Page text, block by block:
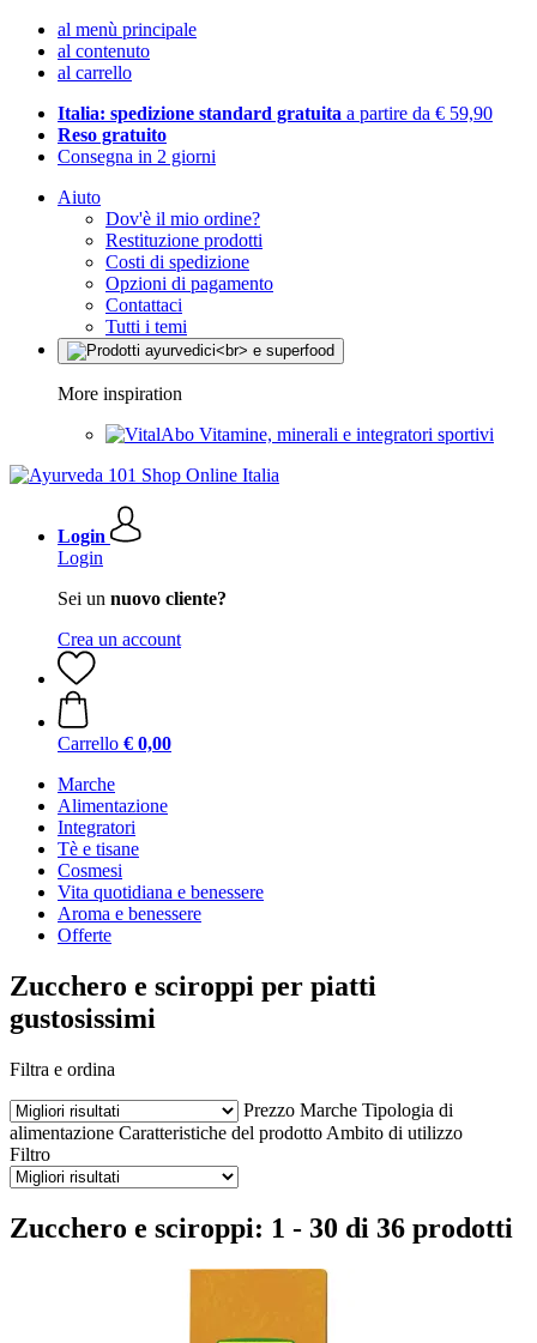
al menù principale
al contenuto
al carrello
Italia: spedizione standard gratuita a partire da € 59,90
Reso gratuito
Consegna in 2 giorni
Aiuto
Dov'è il mio ordine?
Restituzione prodotti
Costi di spedizione
Opzioni di pagamento
Contattaci
Tutti i temi
More inspiration
Vitamine, minerali e integratori sportivi
Login
Login
Sei un nuovo cliente?
Crea un account
Carrello € 0,00
Marche
Alimentazione
Integratori
Tè e tisane
Cosmesi
Vita quotidiana e benessere
Aroma e benessere
Offerte
Zucchero e sciroppi per piatti
gustosissimi
Filtra e ordina
Prezzo Marche Tipologia di
alimentazione Caratteristiche del prodotto Ambito di utilizzo
Filtro
Zucchero e sciroppi: 1 - 30 di 36 prodotti